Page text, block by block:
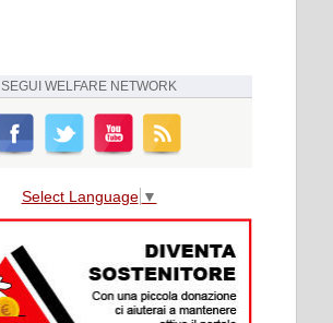
SEGUI WELFARE NETWORK
Select Language ▼